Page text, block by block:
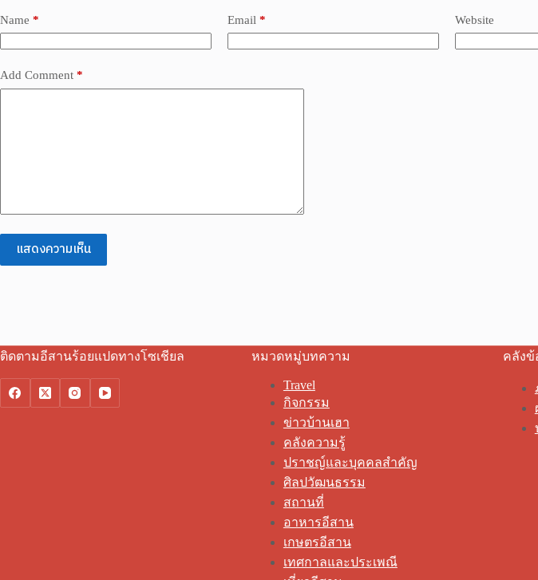
Name * Email * Website
Add Comment *
แสดงความเห็น
ติดตามอีสานร้อยแปดทางโซเชียล หมวดหมู่บทความ
Travel
กิจกรรม
ข่าวบ้านเฮา
คลังความรู้
ปราชญ์และบุคคลสำคัญ
ศิลปวัฒนธรรม
สถานที่
อาหารอีสาน
เกษตรอีสาน
เทศกาลและประเพณี
คลังข้